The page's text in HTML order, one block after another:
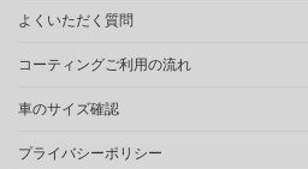
よくいただく質問
コーティングご利用の流れ
車のサイズ確認
プライバシーポリシー